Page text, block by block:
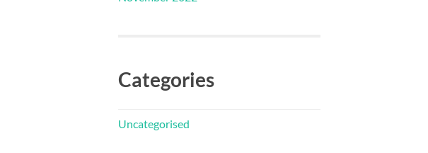
Categories
Uncategorised